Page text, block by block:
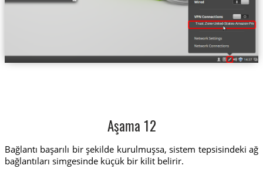
Trust.Zone-United-States-Amazon-Prime-
Aşama 12
Bağlantı başarılı bir şekilde kurulmuşsa, sistem tepsisindeki ağ
bağlantıları simgesinde küçük bir kilit belirir.